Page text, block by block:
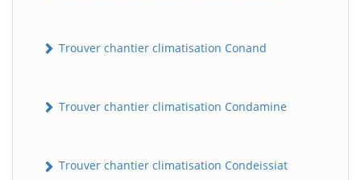
Trouver chantier climatisation Conand
Trouver chantier climatisation Condamine
Trouver chantier climatisation Condeissiat